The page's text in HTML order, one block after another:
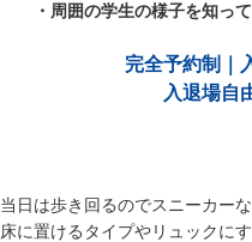
・周囲の学生の様子を知っ
完全予約制｜
入退場自
当日は歩き回るのでスニーカー
床に置けるタイプやリュックに